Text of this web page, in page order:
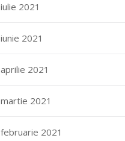
iulie 2021
iunie 2021
aprilie 2021
martie 2021
februarie 2021